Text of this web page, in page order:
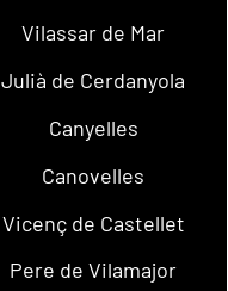
Vilassar de Mar
Julià de Cerdanyola
Canyelles
Canovelles
Vicenç de Castellet
Pere de Vilamajor